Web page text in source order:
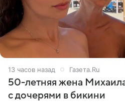
13 часов назад Газета.Ru
50-летняя жена
с дочерями в бикини